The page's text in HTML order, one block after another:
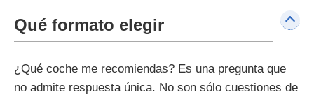
Qué formato elegir
¿Qué coche me recomiendas? Es una pregunta que
no admite respuesta única. No son sólo cuestiones de